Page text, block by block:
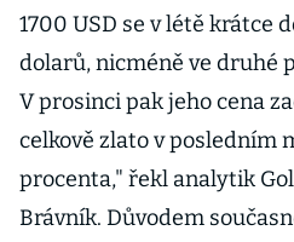
1700 USD se v létě krátce
dolarů, nicméně ve druhé
V prosinci pak jeho cena
celkově zlato v posledním
procenta," řekl analytik
Brávník. Důvodem